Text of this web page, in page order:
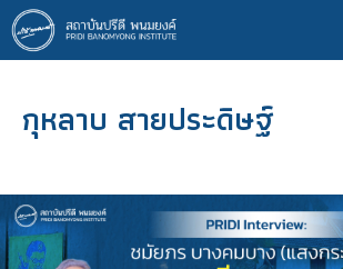
ข้าม
ไป
ยัง
หลักกุหลาบ สายประดิษฐ์